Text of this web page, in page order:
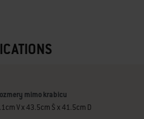
mimo krabicu
V x 43.5cm Š x 41.5cm D